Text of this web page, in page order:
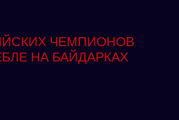
ЧЕМПИОНОВ
НА БАЙДАРКАХ